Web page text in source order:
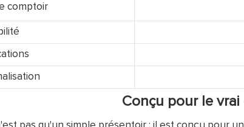
comptoir
Conçu pour le